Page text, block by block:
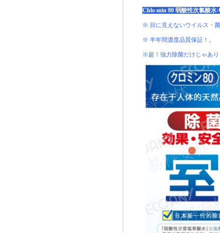
Chlo-min 80 弱酸性次氯酸水
※ 目に見えないウイルス・
※ 半年間濃度品質保証！。
※超！強力除菌だけじゃあ